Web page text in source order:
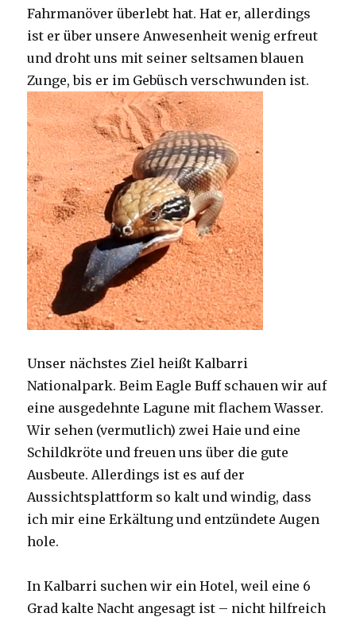
Fahrmanöver überlebt hat. Hat er, allerdings
ist er über unsere Anwesenheit wenig erfreut
und droht uns mit seiner seltsamen blauen
Zunge, bis er im Gebüsch verschwunden ist.
Unser nächstes Ziel heißt Kalbarri
Nationalpark. Beim Eagle Buff schauen wir auf
eine ausgedehnte Lagune mit flachem Wasser.
Wir sehen (vermutlich) zwei Haie und eine
Schildkröte und freuen uns über die gute
Ausbeute. Allerdings ist es auf der
Aussichtsplattform so kalt und windig, dass
ich mir eine Erkältung und entzündete Augen
hole.
In Kalbarri suchen wir ein Hotel, weil eine 6
Grad kalte Nacht angesagt ist – nicht hilfreich